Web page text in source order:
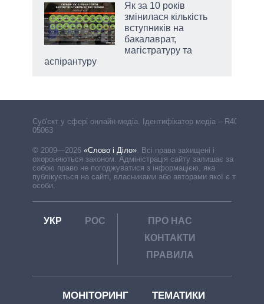
Як за 10 років
змінилася кількість
вступників на
бакалаврат,
магістратуру та
аспірантуру
Cуб'єкт у сфері онлайн-медіа. Ідентифікатор медіа – R40-
05063
© 2009—2026 «Слово і Діло». Всі права захищені і
охороняються законом. Адміністрація сайту залишає за
собою право не погоджуватися з інформацією, яка
публікується на сайті, власниками або авторами якої є треті
особи.
УКР РОС
ПРО НАС
КОНТАКТИ
ПРАВИЛА
МОНІТОРИНГ ТЕМАТИКИ